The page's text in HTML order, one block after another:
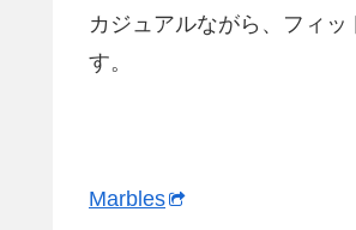
カジュアルながら、フィ
す。
Marbles